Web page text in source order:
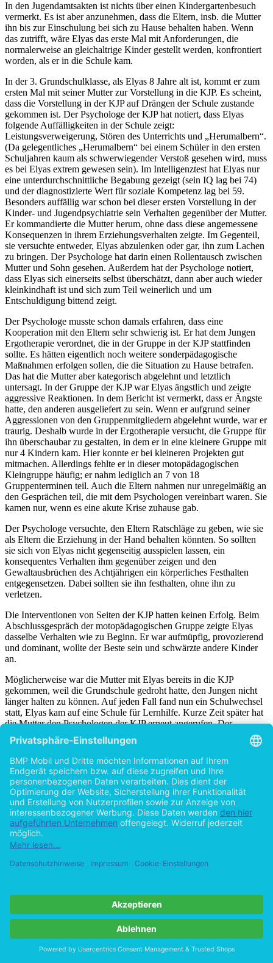
In den Jugendamtsakten ist nichts über einen Kindergartenbesuch
vermerkt. Es ist aber anzunehmen, dass die Eltern, insb. die Mutter
ihn bis zur Einschulung bei sich zu Hause behalten haben. Wenn
das zutrifft, wäre Elyas das erste Mal mit Anforderungen, die
normalerweise an gleichaltrige Kinder gestellt werden, konfrontiert
worden, als er in die Schule kam.
In der 3. Grundschulklasse, als Elyas 8 Jahre alt ist, kommt er zum
ersten Mal mit seiner Mutter zur Vorstellung in die KJP. Es scheint,
dass die Vorstellung in der KJP auf Drängen der Schule zustande
gekommen ist. Der Psychologe der KJP hat notiert, dass Elyas
folgende Auffälligkeiten in der Schule zeigt:
Leistungsverweigerung, Stören des Unterrichts und „Herumalbern“.
(Da gelegentliches „Herumalbern“ bei einem Schüler in den ersten
Schuljahren kaum als schwerwiegender Verstoß gesehen wird, muss
es bei Elyas extrem gewesen sein). Im Intelligenztest hat Elyas nur
eine unterdurchschnittliche Begabung gezeigt (sein IQ lag bei 74)
und der diagnostizierte Wert für soziale Kompetenz lag bei 59.
Besonders auffällig war schon bei dieser ersten Vorstellung in der
Kinder- und Jugendpsychiatrie sein Verhalten gegenüber der Mutter.
Er kommandierte die Mutter herum, ohne dass diese angemessene
Konsequenzen in ihrem Erziehungsverhalten zeigte. Im Gegenteil,
sie versuchte entweder, Elyas abzulenken oder gar, ihn zum Lachen
zu bringen. Der Psychologe hat darin einen Rollentausch zwischen
Mutter und Sohn gesehen. Außerdem hat der Psychologe notiert,
dass Elyas sich einerseits selbst überschätzt, dann aber auch wieder
kleinkindhaft ist und sich zum Teil weinerlich und um
Entschuldigung bittend zeigt.
Der Psychologe musste schon damals erfahren, dass eine
Kooperation mit den Eltern sehr schwierig ist. Er hat dem Jungen
Ergotherapie verordnet, die in der Gruppe in der KJP stattfinden
sollte. Es hätten eigentlich noch weitere sonderpädagogische
Maßnahmen erfolgen sollen, die die Situation zu Hause betrafen.
Das hat die Mutter aber kategorisch abgelehnt und letztlich
untersagt. In der Gruppe der KJP war Elyas ängstlich und zeigte
aggressive Reaktionen. In dem Bericht ist vermerkt, dass er Ängste
hatte, den anderen ausgeliefert zu sein. Wenn er aufgrund seiner
Aggressionen von den Gruppenmitgliedern abgelehnt wurde, war er
traurig. Deshalb wurde in der Ergotherapie versucht, die Gruppe für
ihn überschaubar zu gestalten, in dem er in eine kleinere Gruppe mit
nur 4 Kindern kam. Hier konnte er bei kleineren Projekten gut
mitmachen. Allerdings fehlte er in dieser motopädagogischen
Kleingruppe häufig; er nahm lediglich an 7 von 18
Gruppenterminen teil. Auch die Eltern nahmen nur unregelmäßig an
den Gesprächen teil, die mit dem Psychologen vereinbart waren. Sie
kamen nur, wenn es eine akute Krise zuhause gab.
Der Psychologe versuchte, den Eltern Ratschläge zu geben, wie sie
als Eltern die Erziehung in der Hand behalten könnten. So sollten
sie sich von Elyas nicht gegenseitig ausspielen lassen, ein
konsequentes Verhalten ihm gegenüber zeigen und den
Gewaltausbrüchen des Achtjährigen ein körperliches Festhalten
entgegensetzen. Dabei sollten sie ihn festhalten, ohne ihn zu
verletzen.
Die Interventionen von Seiten der KJP hatten keinen Erfolg. Beim
Abschlussgespräch der motopädagogischen Gruppe zeigte Elyas
dasselbe Verhalten wie zu Beginn. Er war aufmüpfig, provozierend
und dominant, wollte der Beste sein und schwärzte andere Kinder
an.
Möglicherweise war die Mutter mit Elyas bereits in die KJP
gekommen, weil die Grundschule gedroht hatte, den Jungen nicht
länger halten zu können. Auf jeden Fall fand nun ein Schulwechsel
statt, Elyas kam auf eine Schule für Lernhilfe. Kurze Zeit später hat
die Mutter den Psychologen der KJP erneut angerufen. Der
Psychologe hat zu diesem Gespräch protokolliert, das die Mutter
weinte und berichtete, dass ihr Sohn seine Eltern geschlagen habe.
Das Gespräch war dadurch unterbrochen worden, dass Elyas der
Mutter das Telefon aus der Hand gerissen und aufgelegt hat. Der
Psychologe war alarmiert und hat sich an die zuständige ASD
Mitarbeiterin gewandt und um einen Hausbesuch bei der Familie
gebeten. Die Eltern hatten nach dem missglückten Anruf die Polizei
verständigt, woraufhin diese den Jungen in die KJP brachte. Dort
zeigte er sich weinerlich und kleinlaut und bat, entlassen zu werden.
Vermutlich haben die Eltern ihn daraufhin wieder nach Hause
geholt. Nach der Aktenlage hat das Jugendamt nichts weiter
Handtasche zu entreißen, und das ist angezeigt worden. Die Eltern
sind daraufhin mit dem Kind zum Gespräch ins Jugendamt
eingeladen worden. Die Eltern können die Mitarbeiterin des
Jugendamtes beruhigen. Diese hat im Verlauf dieses Gespräches den
Eindruck gewonnen, alles sei „okay“. Die Eltern sagen, dass sie mit
ihrem Sohn gesprochen haben. Er habe aber nichts gemacht,